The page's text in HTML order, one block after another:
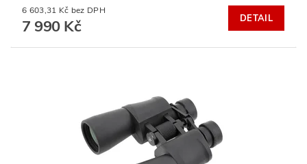
6 603,31 Kč bez DPH
7 990 Kč DETAIL